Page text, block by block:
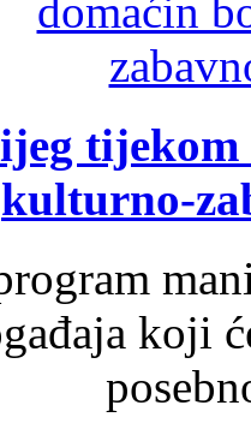
tijekom
kulturno-
koji